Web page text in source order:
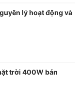
lý hoạt động và
trời 400W bán